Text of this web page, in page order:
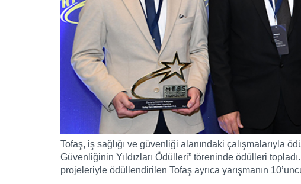
Tofaş, iş sağlığı ve güvenliği alanındaki çalışmalarıyla
Güvenliğinin Yıldızları Ödülleri” töreninde ödülleri
projeleriyle ödüllendirilen Tofaş ayrıca yarışmanın